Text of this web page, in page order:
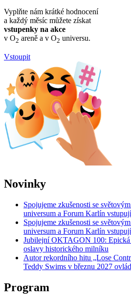
Vyplňte nám krátké hodnocení
a každý měsíc můžete získat
vstupenky na akce
v O2 areně a v O2 universu.
Vstoupit
Novinky
Spojujeme zkušenosti se
universum a Forum Karlín
Spojujeme zkušenosti se
universum a Forum Karlín
Jubilejní OKTAGON 100: Epická
oslavy historického milníku
Autor rekordního hitu „Lose
Teddy Swims v březnu 2027
Program